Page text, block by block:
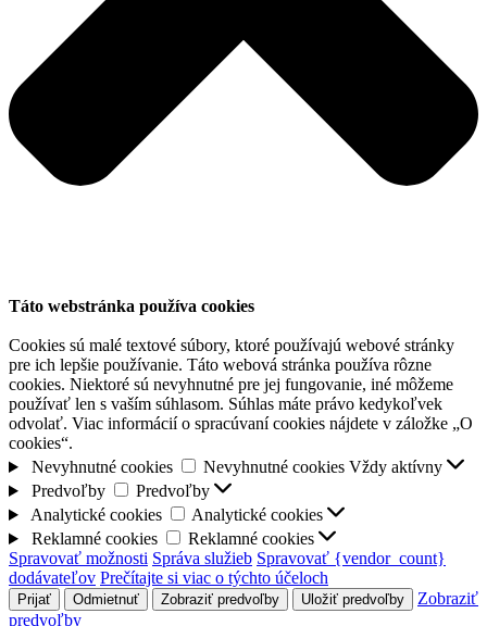
Táto webstránka používa cookies
Cookies sú malé textové súbory, ktoré používajú webové stránky
pre ich lepšie používanie. Táto webová stránka používa rôzne
cookies. Niektoré sú nevyhnutné pre jej fungovanie, iné môžeme
používať len s vaším súhlasom. Súhlas máte právo kedykoľvek
odvolať. Viac informácií o spracúvaní cookies nájdete v záložke „O
cookies“.
Nevyhnutné cookies
Nevyhnutné cookies Vždy aktívny
Predvoľby
Predvoľby
Analytické cookies
Analytické cookies
Reklamné cookies
Reklamné cookies
Spravovať možnosti Správa služieb Spravovať {vendor_count}
dodávateľov Prečítajte si viac o týchto účeloch
Prijať Odmietnuť Zobraziť predvoľby Uložiť predvoľby
Zobraziť
predvoľby